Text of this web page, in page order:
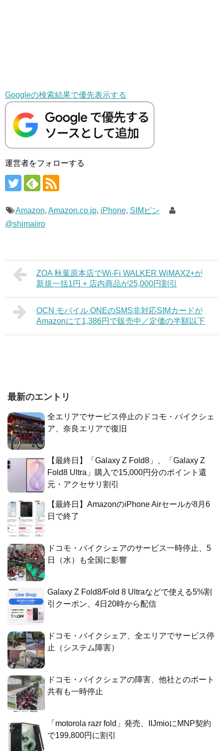
Googleの検索結果で優先表示する
運営者をフォローする
Amazon, Amazon.co.jp, iPhone, SIMピン
@shimajiro
ZOA 秋葉原本店でWi-Fi WALKER WiMAX2+が
新規一括1円 + 店内商品が25,000円割引
OCN モバイル ONEのSMS非対応SIMカードが
Amazonにて1,386円で販売中／定価の半額以下
最新のエントリ
全エリアでサービス停止のドコモ・バイクシェ
ア、奈良エリアで復旧
【最終日】「Galaxy Z Fold8」、「Galaxy Z
Fold8 Ultra」購入で15,000円分のポイント還
元・アクセサリ割引
【最終日】AmazonのiPhone Airセールが8月6
日で終了
ドコモ・バイクシェアのサービス一時停止、5
日（水）も全国に影響
Galaxy Z Fold8/Fold 8 Ultraなどで使える5%割
引クーポン、4日20時から配信
ドコモ・バイクシェア、全エリアでサービス停
止（システム障害）
ドコモ・バイクシェアの障害、他社とのポート
共有も一時停止
「motorola razr fold」発売、IIJmioにMNP契約
で199,800円に割引